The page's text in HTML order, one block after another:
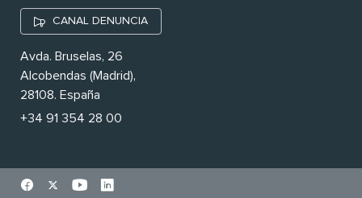
CANAL DENUNCIA
Avda. Bruselas, 26
Alcobendas (Madrid),
28108. España
+34 91 354 28 00